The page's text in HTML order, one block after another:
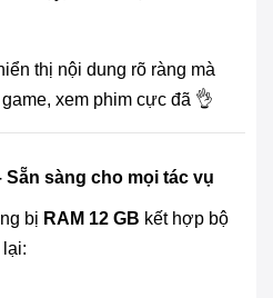
thị nội dung rõ ràng mà
xem phim cực đã 👌
Sẵn sàng cho mọi tác vụ
bị RAM 12 GB kết hợp bộ
lại: